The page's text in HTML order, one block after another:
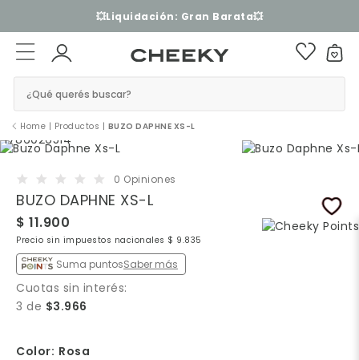
3 cuotas sin interés​ ​
¿Qué querés buscar?
Home | Productos | BUZO DAPHNE XS-L
0 Opiniones
BUZO DAPHNE XS-L
$ 11.900
Precio sin impuestos nacionales $ 9.835
Suma puntosSaber más
Cuotas sin interés:
3 de $3.966
Color: Rosa